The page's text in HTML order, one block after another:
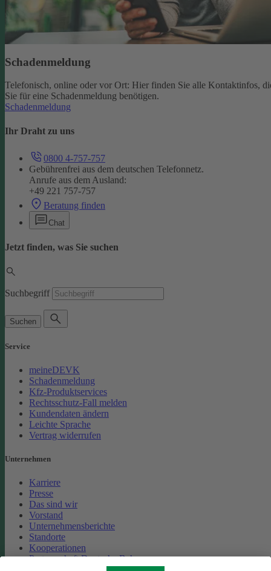
Schadenmeldung
Telefonisch, online oder vor Ort: Hier finden Sie alle Kontaktinfos,
Sie für eine Schadenmeldung benötigen.
Schadenmeldung
Ihr Draht zu uns
0800 4-757-757
Gebührenfrei aus dem deutschen Telefonnetz.
Anrufe aus dem Ausland:
+49 221 757-757
Beratung finden
Chat
Jetzt finden, was Sie suchen
Suchbegriff
Suchen
Service
meineDEVK
Schadenmeldung
Kfz-Produktservices
Rechtsschutz-Fall melden
Kundendaten ändern
Leichte Sprache
Vertrag widerrufen
Unternehmen
Karriere
Presse
Das sind wir
Vorstand
Unternehmensberichte
Standorte
Kooperationen
Partnerschaft Deutsche Bahn